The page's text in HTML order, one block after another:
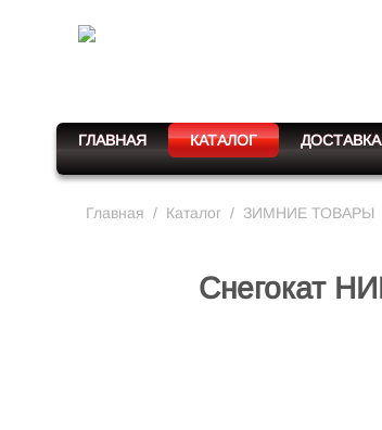
ГЛАВНАЯ КАТАЛОГ ДОСТАВКА
Главная / Каталог / ЗИМНИЕ ТОВАРЫ
Снегокат